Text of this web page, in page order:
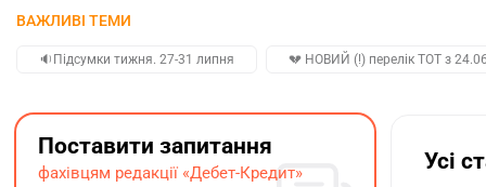
ВАЖЛИВІ ТЕМИ
🔉Підсумки тижня. 27-31 липня 💔 НОВИЙ (!) перелік ТОТ з
Усі
Поставити запитання
фахівцям редакції «Дебет-Кредит»